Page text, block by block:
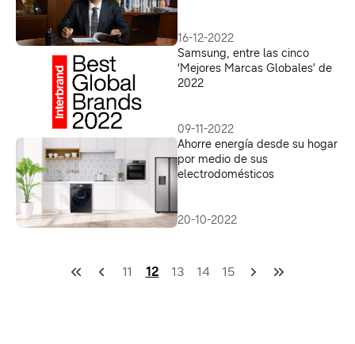
16-12-2022
Samsung, entre las cinco
‘Mejores Marcas Globales’ de
2022
09-11-2022
Ahorre energía desde su hogar
por medio de sus
electrodomésticos
20-10-2022
11 12 13 14 15